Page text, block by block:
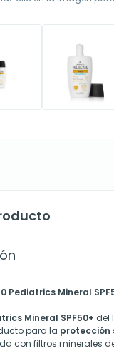
Pediatrics Mineral
Mineral SPF50+ del
para la protección
con filtros minerales